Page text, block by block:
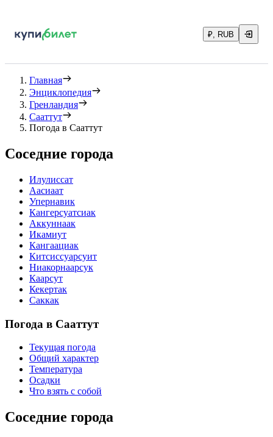
₽, RUB
Главная
Энциклопедия
Гренландия
Сааттут
Погода в Сааттут
Соседние города
Илулиссат
Аасиаат
Упернавик
Кангерсуатсиак
Аккуннаак
Икамиут
Кангаациак
Китсиссуарсуит
Ниакорнаарсук
Каарсут
Кекертак
Саккак
Погода в Сааттут
Текущая погода
Общий характер
Температура
Осадки
Что взять с собой
Соседние города